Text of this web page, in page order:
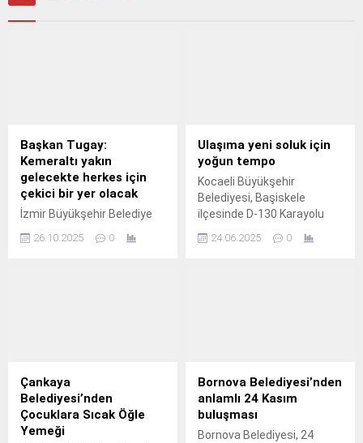
Başkan Tugay:
Kemeraltı yakın
gelecekte herkes için
çekici bir yer olacak
İzmir Büyükşehir Belediye
26.10.2025 0
Ulaşıma yeni soluk için
yoğun tempo
Kocaeli Büyükşehir
Belediyesi, Başiskele
ilçesinde D-130 Karayolu
yoğunluğunu azaltmak
24.06.2025 0
Çankaya
Belediyesi’nden
Çocuklara Sıcak Öğle
Yemeği
Bornova Belediyesi’nden
anlamlı 24 Kasım
buluşması
Bornova Belediyesi, 24